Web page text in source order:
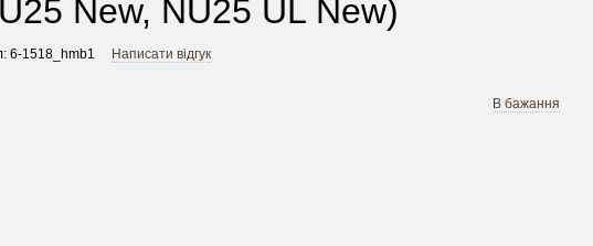
New, NU25 UL New)
6-1518_hmb1 Написати відгук
В бажання